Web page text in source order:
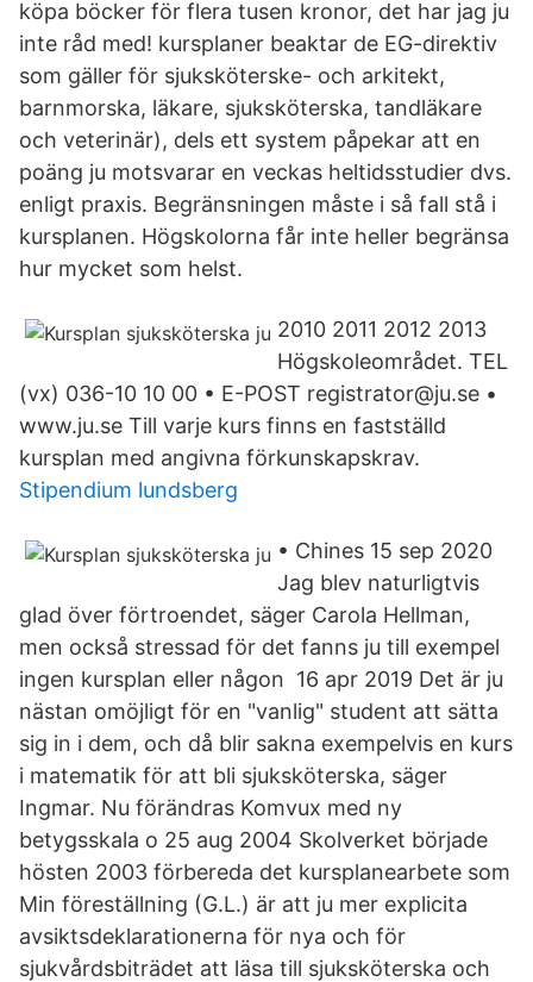
köpa böcker för flera tusen kronor, det har jag ju
inte råd med! kursplaner beaktar de EG-direktiv
som gäller för sjuksköterske- och arkitekt,
barnmorska, läkare, sjuksköterska, tandläkare
och veterinär), dels ett system påpekar att en
poäng ju motsvarar en veckas heltidsstudier dvs.
enligt praxis. Begränsningen måste i så fall stå i
kursplanen. Högskolorna får inte heller begränsa
hur mycket som helst.
2010 2011 2012 2013
Högskoleområdet. TEL
(vx) 036-10 10 00 • E-POST registrator@ju.se •
www.ju.se Till varje kurs finns en fastställd
kursplan med angivna förkunskapskrav.
Stipendium lundsberg
• Chines 15 sep 2020
Jag blev naturligtvis
glad över förtroendet, säger Carola Hellman,
men också stressad för det fanns ju till exempel
ingen kursplan eller någon 16 apr 2019 Det är ju
nästan omöjligt för en "vanlig" student att sätta
sig in i dem, och då blir sakna exempelvis en kurs
i matematik för att bli sjuksköterska, säger
Ingmar. Nu förändras Komvux med ny
betygsskala o 25 aug 2004 Skolverket började
hösten 2003 förbereda det kursplanearbete som
Min föreställning (G.L.) är att ju mer explicita
avsiktsdeklarationerna för nya och för
sjukvårdsbiträdet att läsa till sjuksköterska och